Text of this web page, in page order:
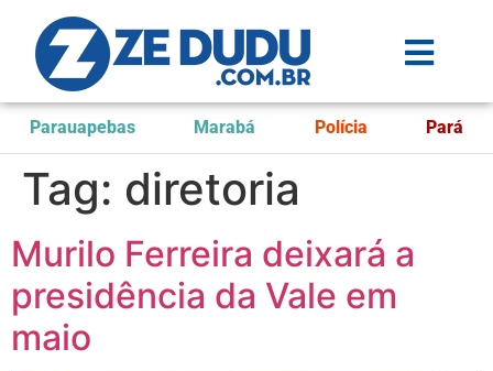
Parauapebas Marabá Polícia Pará
Tag: diretoria
Murilo Ferreira deixará a
presidência da Vale em
maio